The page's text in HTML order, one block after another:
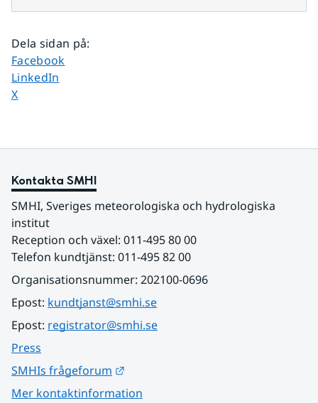
Dela sidan på:
Dela sidan på
Facebook
Dela sidan på
LinkedIn
Dela sidan på
X
Kontakta SMHI
SMHI, Sveriges meteorologiska och hydrologiska
institut
Reception och växel: 011-495 80 00
Telefon kundtjänst: 011-495 82 00
Organisationsnummer: 202100-0696
Epost: kundtjanst@smhi.se
Epost: registrator@smhi.se
Press
SMHIs frågeforum
Mer kontaktinformation